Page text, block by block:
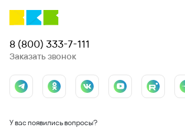
8 (800) 333-7-111
Заказать звонок
У вас появились вопросы?